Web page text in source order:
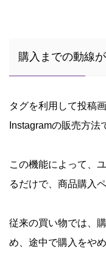
購入までの動線
タグを利用して投稿
Instagramの販売方法
この機能によって、
るだけで、商品購入
従来の買い物では、
め、途中で購入をや